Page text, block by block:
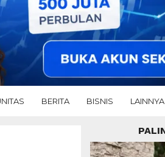
BERITA BISNIS LAINNYA